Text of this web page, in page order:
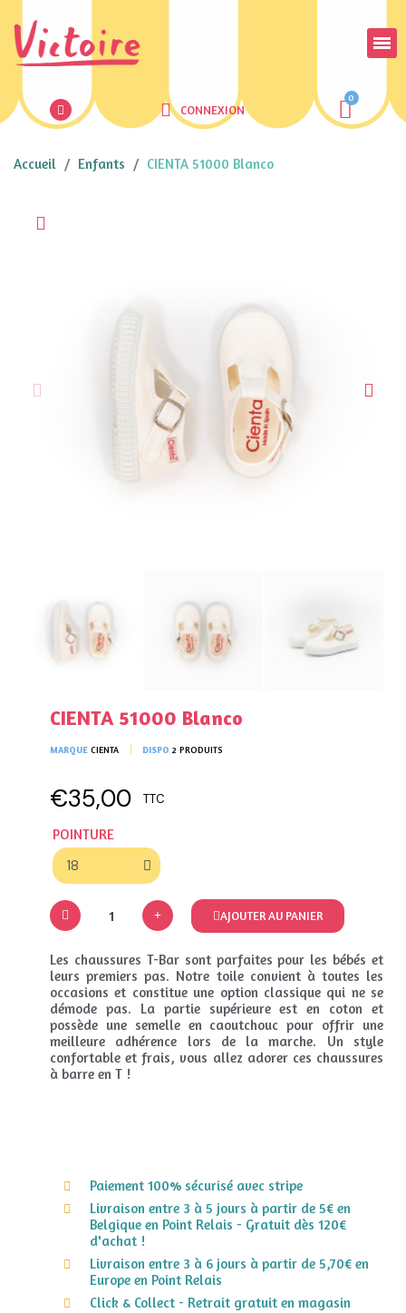
CONNEXION
Accueil Enfants CIENTA 51000 Blanco
CIENTA 51000 Blanco
MARQUE CIENTA DISPO 2 PRODUITS
€35,00 TTC
POINTURE
AJOUTER AU PANIER
Les chaussures T-Bar sont parfaites pour les bébés et
leurs premiers pas. Notre toile convient à toutes les
occasions et constitue une option classique qui ne se
démode pas. La partie supérieure est en coton et
possède une semelle en caoutchouc pour offrir une
meilleure adhérence lors de la marche. Un style
confortable et frais, vous allez adorer ces chaussures
à barre en T !
Paiement 100% sécurisé avec stripe
Livraison entre 3 à 5 jours à partir de 5€ en
Belgique en Point Relais - Gratuit dès 120€
d'achat !
Livraison entre 3 à 6 jours à partir de 5,70€ en
Europe en Point Relais
Click & Collect - Retrait gratuit en magasin